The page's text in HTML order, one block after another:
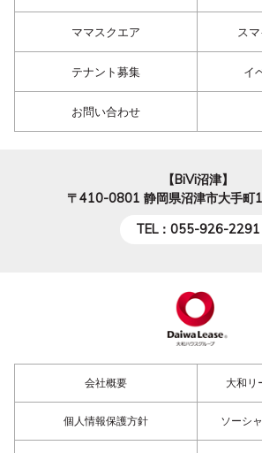
ママスクエア ス
テナント募集 イ
お問い合わせ
【BiVi沼津】
〒410-0801 静岡県沼津市大手町
TEL：055-926-2291
会社概要 大和リ
個人情報保護方針 ソーシ